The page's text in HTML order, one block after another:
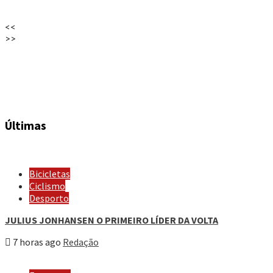
<<
>>
Últimas
Bicicletas
Ciclismo
Desporto
JULIUS JONHANSEN O PRIMEIRO LÍDER DA VOLTA
7 horas ago Redação